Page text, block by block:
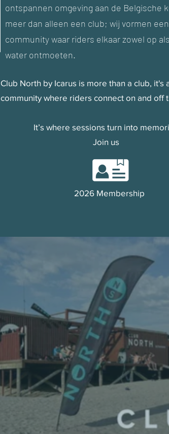
ontspannen omgeving aan de Belgische
meer dan alleen een club; wij vormen
community waar riders elkaar zowel op
water ontmoeten.
Club North by Icarus is more than a club, it's
community where riders connect on and off
It’s where sessions turn into
Join us
2026 Membership
one of the worldwide
CLUB NORTH CENTERS
PORTUGAL-EGYPT-
NETHERLANDS-BELGIUM